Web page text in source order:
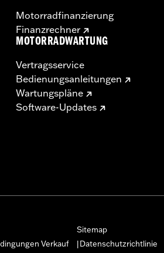
Motorradfinanzierung
Finanzrechner
MOTORRADWARTUNG
Vertragsservice
Bedienungsanleitungen
Wartungspläne
Software-Updates
Sitemap
Verkauf Datenschutzrichtlinie